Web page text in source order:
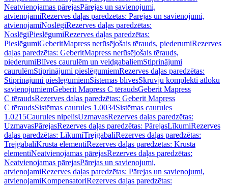
Neatvienojamas pārejasPārejas un savienojumi,
atvienojamiRezerves daļas paredzētas: Pārejas un savienojumi,
atvienojamiNoslēgiRezerves daļas paredzētas:
NoslēgiPieslēgumiRezerves daļas paredzētas:
PieslēgumiGeberitMapress nerūsējošais tērauds, piederumiRezerves
daļas paredzētas: GeberitMapress nerūsējošais tērauds,
piederumiBlīves caurulēm un veidgabaliemStiprinājumi
caurulēmStiprinājumi pieslēgumiemRezerves daļas paredzētas:
Stiprinājumi pieslēgumiemSistēmas blīvesSkrūvju komplekti atloku
savienojumiemGeberit Mapress C tēraudsGeberit Mapress
C tēraudsRezerves daļas paredzētas: Geberit Mapress
C tēraudsSistēmas caurules 1.0034Sistēmas caurules
1.0215Caurules nipelisUzmavasRezerves daļas paredzētas:
UzmavasPārejasRezerves daļas paredzētas: PārejasLīkumiRezerves
daļas paredzētas: LīkumiTrejgabaliRezerves daļas paredzētas:
TrejgabaliKrusta elementiRezerves daļas paredzētas: Krusta
elementiNeatvienojamas pārejasRezerves daļas paredzētas:
Neatvienojamas pārejasPārejas un savienojumi,
atvienojamiRezerves daļas paredzētas: Pārejas un savienojumi,
atvienojamiKompensatoriRezerves daļas paredzētas: